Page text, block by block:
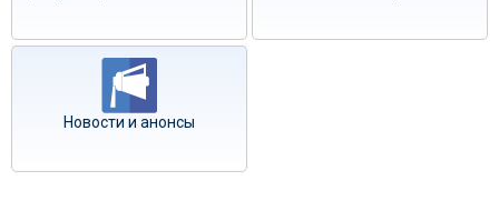
Новости и анонсы